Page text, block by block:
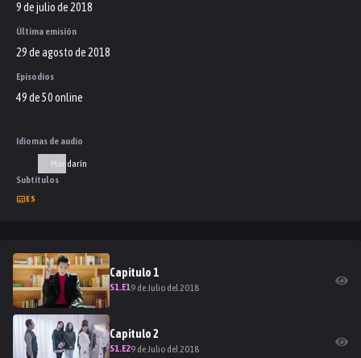
9 de julio de 2018
Última emisión
29 de agosto de 2018
Episodios
49 de 50 online
Idiomas de audio
Mandarín
Subtítulos
ES
Capitulo 1
S1.E19 de Julio del 2018
Capitulo2
S1.E29 de Julio del 2018